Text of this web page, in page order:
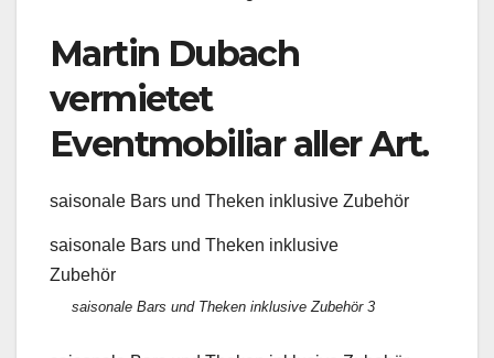
Martin Dubach
vermietet
Eventmobiliar aller Art.
saisonale Bars und Theken inklusive Zubehör
saisonale Bars und Theken inklusive
Zubehör
saisonale Bars und Theken inklusive Zubehör 3